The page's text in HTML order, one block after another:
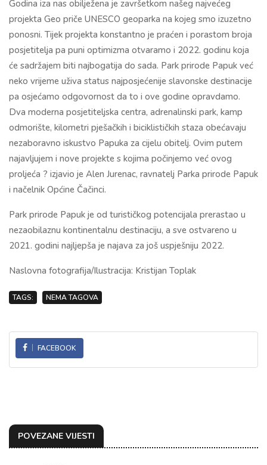
Godina iza nas obilježena je završetkom našeg najvećeg
projekta Geo priče UNESCO geoparka na kojeg smo izuzetno
ponosni. Tijek projekta konstantno je praćen i porastom broja
posjetitelja pa puni optimizma otvaramo i 2022. godinu koja
će sadržajem biti najbogatija do sada. Park prirode Papuk već
neko vrijeme uživa status najposjećenije slavonske destinacije
pa osjećamo odgovornost da to i ove godine opravdamo.
Dva moderna posjetiteljska centra, adrenalinski park, kamp
odmorište, kilometri pješačkih i biciklističkih staza obećavaju
nezaboravno iskustvo Papuka za cijelu obitelj. Ovim putem
najavljujem i nove projekte s kojima počinjemo već ovog
proljeća ? izjavio je Alen Jurenac, ravnatelj Parka prirode Papuk
i načelnik Općine Čačinci.
Park prirode Papuk je od turističkog potencijala prerastao u
nezaobilaznu kontinentalnu destinaciju, a sve ostvareno u
2021. godini najljepša je najava za još uspješniju 2022.
Naslovna fotografija/Ilustracija: Kristijan Toplak
TAGS: NEMA TAGOVA
FACEBOOK
POVEZANE VIJESTI